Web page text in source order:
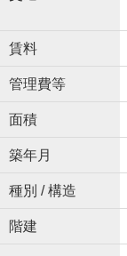
賃料
管理費等
面積
築年月
種別 / 構造
階建